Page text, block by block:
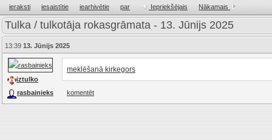
ieraksti iesaistītie iearhivētie par Iepriekšējais Nākamais
Tulka / tulkotāja rokasgrāmata - 13. Jūnijs 2025
13:39 13. Jūnijs 2025
iztulko
rasbainieks
meklēšanā kirkegors
komentēt